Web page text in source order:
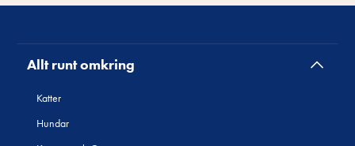
Allt runt omkring
Katter
Hundar